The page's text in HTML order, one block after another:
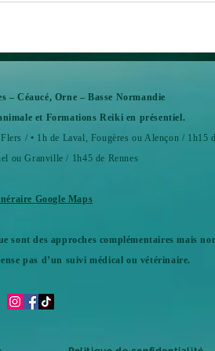
– Céaucé, Orne – Basse Normandie
et Formations Reiki en présentiel.
/ • 1h de Laval, Fougères ou Alençon / 1h15
ou Granville / 1h45 de Rennes
Google Maps
sont des approches complémentaires mais
pas d’un suivi médical ou vétérinaire.